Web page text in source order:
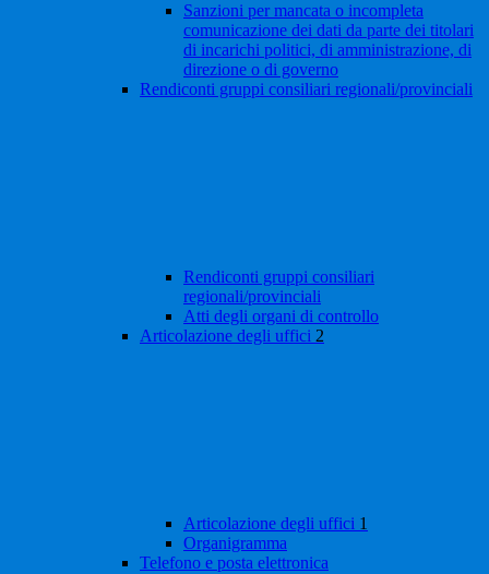
Sanzioni per mancata o incompleta
comunicazione dei dati da parte dei titolari
di incarichi politici, di amministrazione, di
direzione o di governo
Rendiconti gruppi consiliari regionali/provinciali
Rendiconti gruppi consiliari
regionali/provinciali
Atti degli organi di controllo
Articolazione degli uffici 2
Articolazione degli uffici 1
Organigramma
Telefono e posta elettronica